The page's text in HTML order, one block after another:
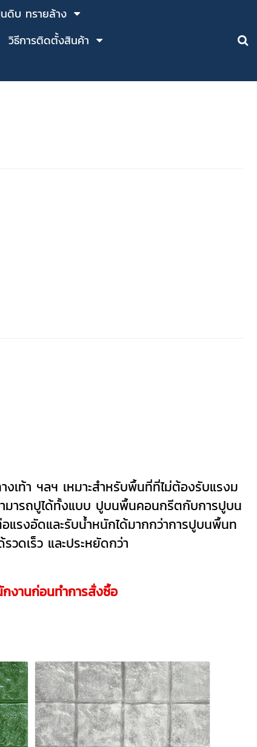
ดิบ ทรายล้าง
วิธีการติดตั้งสินค้า
เท้า ฯลฯ เหมาะสำหรับพื้นที่ที่ไม่ต้องรับแรงม
มารถปูได้ทั้งแบบ ปูบนพื้นคอนกรีตกับการปูบน
รงอัดและรับน้ำหนักได้มากกว่าการปูบนพื้นท
วดเร็ว และประหยัดกว่า
งานก่อนทำการสั่งซื้อ